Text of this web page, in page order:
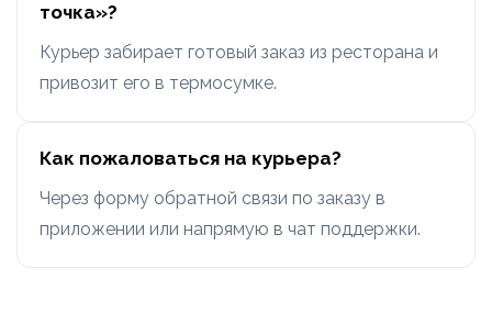
точка»?
Курьер забирает готовый заказ из ресторана и
привозит его в термосумке.
Как пожаловаться на курьера?
Через форму обратной связи по заказу в
приложении или напрямую в чат поддержки.